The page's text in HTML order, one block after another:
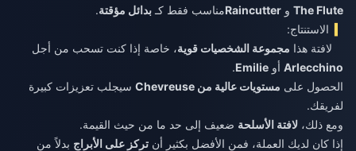
The Flute و Raincutterمناسب فقط كـ بدائل مؤقتة.
الاستنتاج:
لافتة هذا مجموعة الشخصيات قوية، خاصة إذا كنت تسحب من أجل
Arlecchino أو Emilie
.
الحصول على مستويات عالية من Chevreuse
سيجلب تعزيزات كبيرة
لفريقك.
ومع ذلك، لافتة الأسلحة ضعيف إلى حد ما من حيث القيمة.
إذا كان لديك العملة، فمن الأفضل بكثير أن تركز على الأبراج بدلاً من